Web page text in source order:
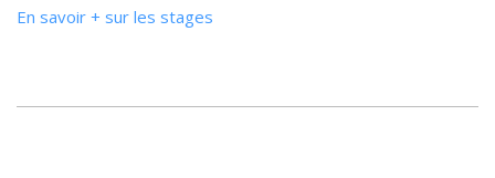
En savoir + sur les stages